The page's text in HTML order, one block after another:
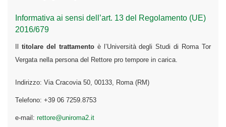
Informativa ai sensi dell’art. 13 del Regolamento (UE)
2016/679
Il titolare del trattamentoè l’Università degli Studi di Roma Tor
Vergata nella persona del Rettore pro tempore in carica.
Indirizzo: Via Cracovia 50, 00133, Roma (RM)
Telefono: +39 06 7259.8753
e-mail: rettore@uniroma2.it